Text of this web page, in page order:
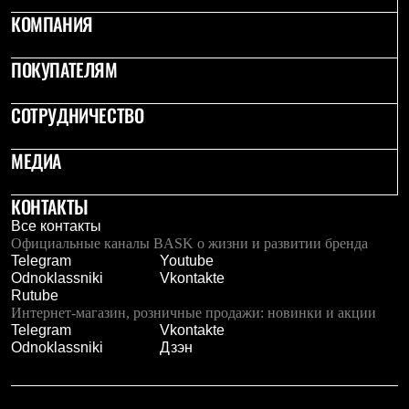
Теплое термобелье
Легкое термобелье
Лёгкая одежда
Рубашки
Толстовки
Брюки
Шорты
Утепленная пухом
Куртки
Брюки
Жилеты
Утепленная синтетикой
Куртки
Брюки
Штормовая одежда
Куртки
Софтшелл одежда
Брюки
КОМПАНИЯ
ПОКУПАТЕЛЯМ
СОТРУДНИЧЕСТВО
МЕДИА
КОНТАКТЫ
Все контакты
Официальные каналы BASK о жизни и развитии бренда
Telegram
Youtube
Odnoklassniki
Vkontakte
Rutube
Интернет-магазин, розничные продажи: новинки и акции
Telegram
Vkontakte
Odnoklassniki
Дзэн